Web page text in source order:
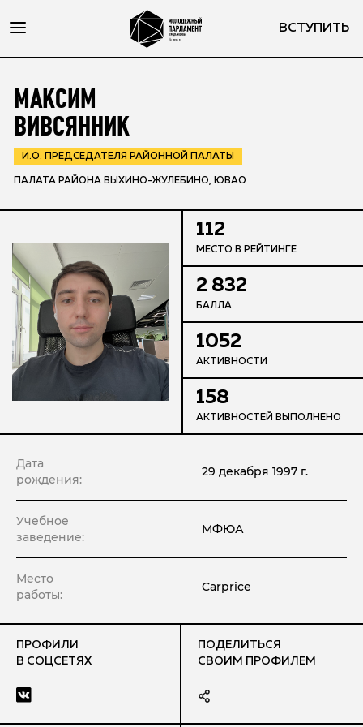
ВСТУПИТЬ
МАКСИМ
ВИВСЯННИК
И.О. ПРЕДСЕДАТЕЛЯ РАЙОННОЙ ПАЛАТЫ
ПАЛАТА РАЙОНА ВЫХИНО-ЖУЛЕБИНО, ЮВАО
112
МЕСТО В РЕЙТИНГЕ
2 832
БАЛЛА
1052
АКТИВНОСТИ
158
АКТИВНОСТЕЙ ВЫПОЛНЕНО
Дата
рождения:
29 декабря 1997 г.
Учебное
заведение:
МФЮА
Место
работы:
Carprice
ПРОФИЛИ
В СОЦСЕТЯХ
ПОДЕЛИТЬСЯ
СВОИМ ПРОФИЛЕМ